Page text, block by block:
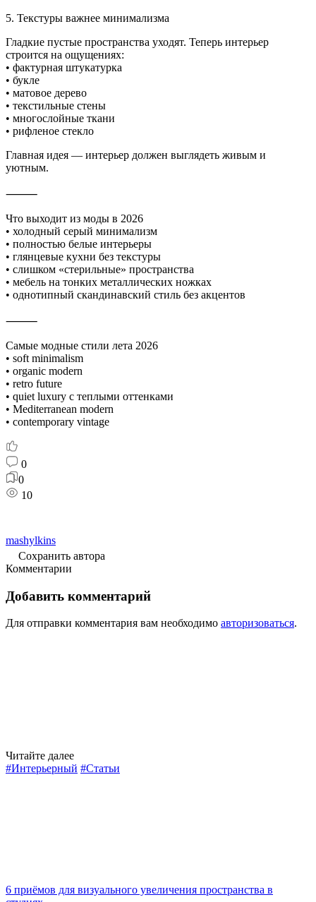
5. Текстуры важнее минимализма
Гладкие пустые пространства уходят. Теперь интерьер
строится на ощущениях:
• фактурная штукатурка
• букле
• матовое дерево
• текстильные стены
• многослойные ткани
• рифленое стекло
Главная идея — интерьер должен выглядеть живым и
уютным.
⸻
Что выходит из моды в 2026
• холодный серый минимализм
• полностью белые интерьеры
• глянцевые кухни без текстуры
• слишком «стерильные» пространства
• мебель на тонких металлических ножках
• однотипный скандинавский стиль без акцентов
⸻
Самые модные стили лета 2026
• soft minimalism
• organic modern
• retro future
• quiet luxury с теплыми оттенками
• Mediterranean modern
• contemporary vintage
0
0
10
mashylkins
Сохранить автора
Комментарии
Добавить комментарий
Для отправки комментария вам необходимо авторизоваться.
Читайте далее
#Интерьерный #Статьи
6 приёмов для визуального увеличения пространства в